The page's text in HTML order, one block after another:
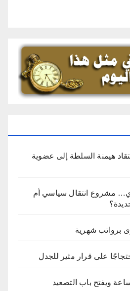
هيمنة السلطة إلى عضوية
مشروع انتقال سياسي أم
برواتب شهرية
على قرار مثير للجدل